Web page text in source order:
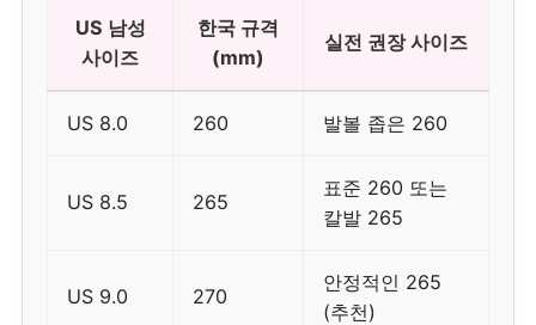
US 남성
사이즈
한국 규격
(mm)
실전 권장 사이즈
US 8.0 260 발볼 좁은 260
US 8.5 265
표준 260 또는
칼발 265
US 9.0 270
안정적인 265
(추천)